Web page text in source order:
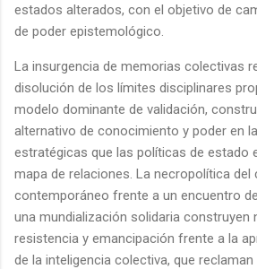
estados alterados, con el objetivo de
de poder epistemológico.
La insurgencia de memorias colectivas
disolución de los límites disciplinares
modelo dominante de validación,
alternativo de conocimiento y poder en
estratégicas que las políticas de estado
mapa de relaciones. La necropolítica
contemporáneo frente a un encuentro
una mundialización solidaria construyen
resistencia y emancipación frente a la
de la inteligencia colectiva, que